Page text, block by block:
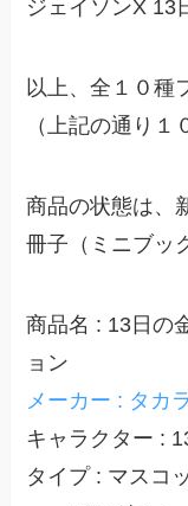
ジェイソンX 13
以上、全１０種
（上記の通り１
商品の状態は、
冊子（ミニブッ
商品名 : 13日の
ョン
メーカー : タカ
キャラクター :
タイプ : マスコ